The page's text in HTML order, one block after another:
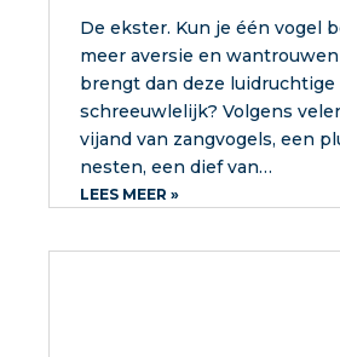
De ekster. Kun je één vogel
meer aversie en
brengt dan deze luidruchtige
schreeuwlelijk? Volgens
vijand van zangvogels, een
nesten, een dief van…
LEES MEER »